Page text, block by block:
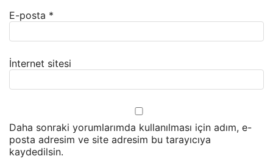
E-posta *
İnternet sitesi
Daha sonraki yorumlarımda kullanılması için adım, e-
posta adresim ve site adresim bu tarayıcıya
kaydedilsin.